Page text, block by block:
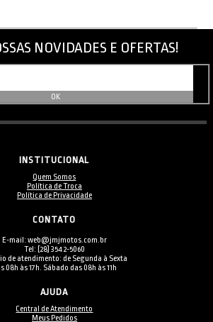
NOVIDADES E OFERTAS!
INSTITUCIONAL
Quem Somos
Política de Troca
Política de Privacidade
CONTATO
E-mail: web@jmjmotos.com.br
Tel: [28] 3542-5060
de atendimento: de Segunda à Sexta
08h às 17h. Sábado das 08h às 11h
AJUDA
Central de Atendimento
Meus Pedidos